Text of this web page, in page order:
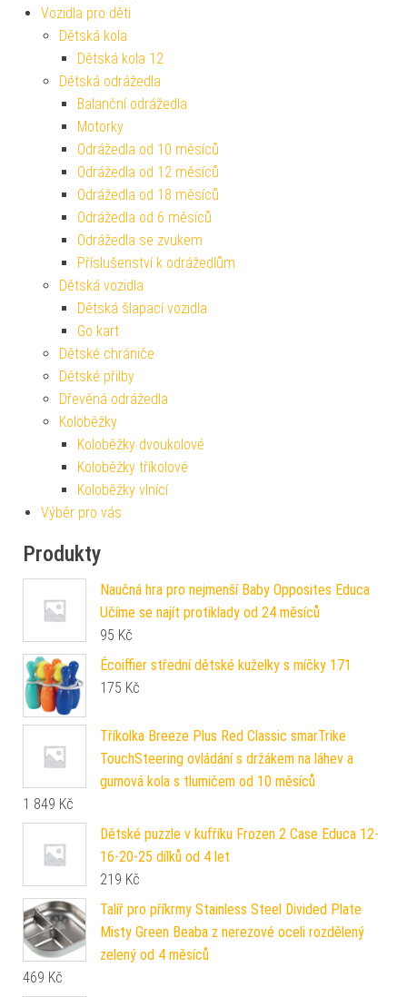
Vozidla pro děti
Dětská kola
Dětská kola 12
Dětská odrážedla
Balanční odrážedla
Motorky
Odrážedla od 10 měsíců
Odrážedla od 12 měsíců
Odrážedla od 18 měsíců
Odrážedla od 6 měsíců
Odrážedla se zvukem
Příslušenství k odrážedlům
Dětská vozidla
Dětská šlapací vozidla
Go kart
Dětské chrániče
Dětské přilby
Dřevěná odrážedla
Koloběžky
Koloběžky dvoukolové
Koloběžky tříkolové
Koloběžky vlnící
Výběr pro vás
Produkty
Naučná hra pro nejmenší Baby Opposites Educa
Učíme se najít protiklady od 24 měsíců
95 Kč
Écoiffier střední dětské kuželky s míčky 171
175 Kč
Tříkolka Breeze Plus Red Classic smarTrike
TouchSteering ovládání s držákem na láhev a
gumová kola s tlumičem od 10 měsíců
1 849 Kč
Dětské puzzle v kufříku Frozen 2 Case Educa 12-
16-20-25 dílků od 4 let
219 Kč
Talíř pro příkrmy Stainless Steel Divided Plate
Misty Green Beaba z nerezové oceli rozdělený
zelený od 4 měsíců
469 Kč